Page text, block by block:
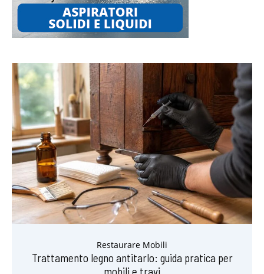
Restaurare Mobili
Trattamento legno antitarlo: guida pratica per